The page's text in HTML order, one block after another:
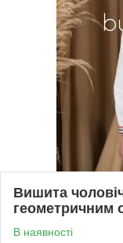
Вишита
геометричним
В наявності